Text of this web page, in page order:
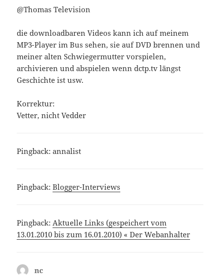
@Thomas Television
die downloadbaren Videos kann ich auf meinem
MP3-Player im Bus sehen, sie auf DVD brennen und
meiner alten Schwiegermutter vorspielen,
archivieren und abspielen wenn dctp.tv längst
Geschichte ist usw.
Korrektur:
Vetter, nicht Vedder
Pingback:annalist
Pingback:Blogger-Interviews
Pingback: Aktuelle Links (gespeichert vom
13.01.2010 bis zum 16.01.2010) « Der Webanhalter
nc